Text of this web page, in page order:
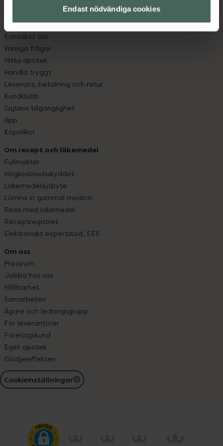
Endast nödvändiga cookies
Kundservice
Kontakta oss
Vanliga frågor
Hitta apotek
Handla tryggt
Leverans, betalning och retur
Kundklubb
Sajtens tillgänglighet
App
Köpvillkor
Om recept och läkemedel
Fullmakter
Högkostnadsskyddet
Läkemedelsutbyte
Lämna in gammal medicin
Resa med läkemedel
Receptregistret
Elektroniskt expertstöd, EES
Om oss
Pressrum
Jobba hos oss
Hållbarhet
Samarbeten
Ägare och ledningsgrupp
För leverantörer
Företagskund
Eget apotek
Glädjeeffekten
Cookieinställningar